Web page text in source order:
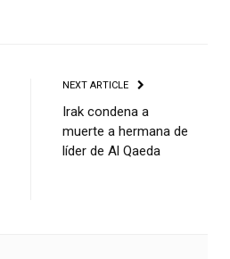
NEXT ARTICLE
Irak condena a
muerte a hermana de
líder de Al Qaeda